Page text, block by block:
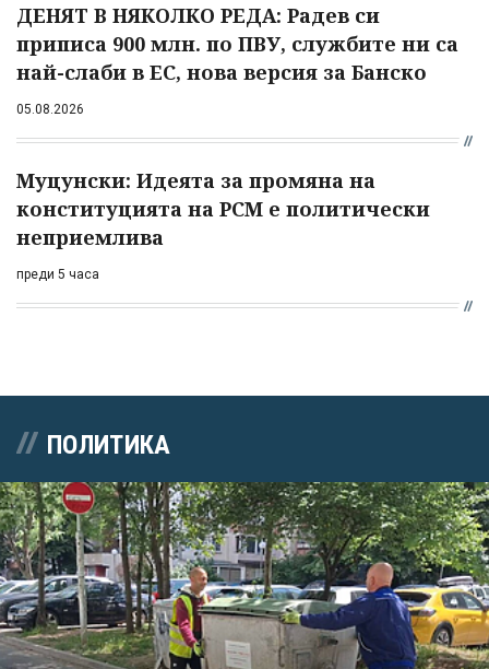
ДЕНЯТ В НЯКОЛКО РЕДА: Радев си
приписа 900 млн. по ПВУ, службите ни са
най-слаби в ЕС, нова версия за Банско
05.08.2026
Муцунски: Идеята за промяна на
конституцията на РСМ е политически
неприемлива
преди 5 часа
ПОЛИТИКА